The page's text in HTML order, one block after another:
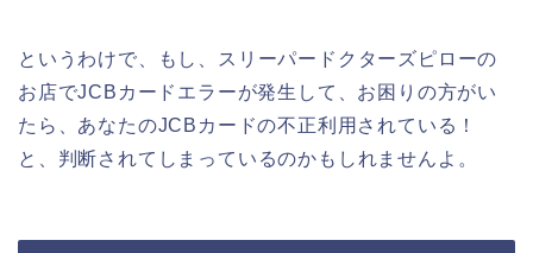
というわけで、もし、スリーパードクターズピローの
お店でJCBカードエラーが発生して、お困りの方がい
たら、あなたのJCBカードの不正利用されている！
と、判断されてしまっているのかもしれませんよ。